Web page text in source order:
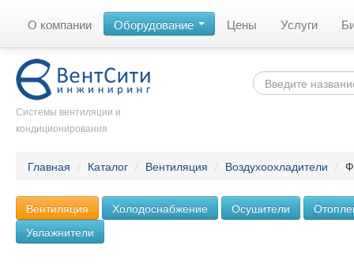
О компании Оборудование Цены Услуги
Системы вентиляции и
кондиционирования
Главная / Каталог / Вентиляция / Воздухоохладители /
Вентиляция Холодоснабжение Осушители
Увлажнители